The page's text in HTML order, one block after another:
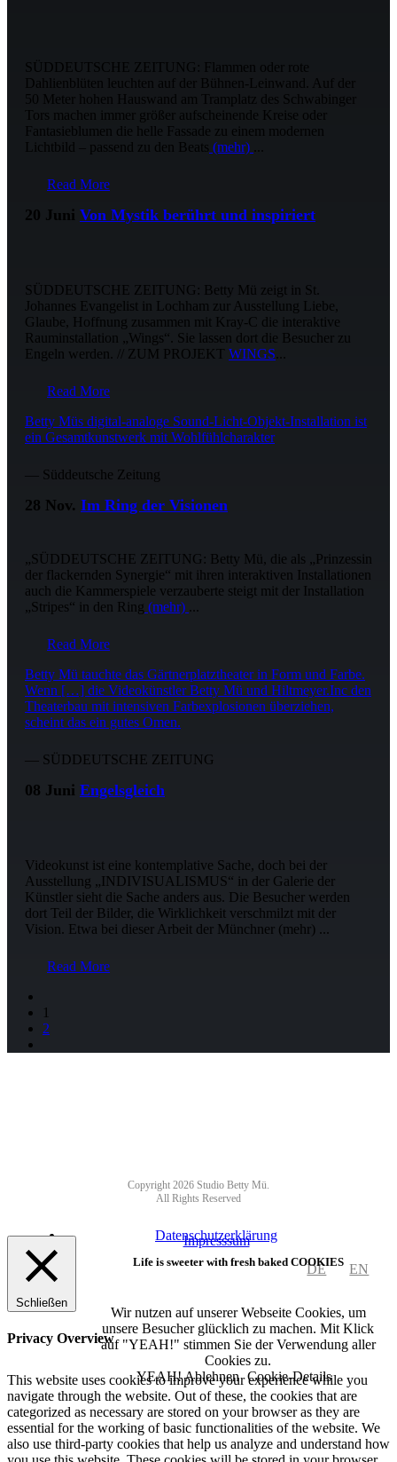
SÜDDEUTSCHE ZEITUNG: Flammen oder rote
Dahlienblüten leuchten auf der Bühnen-Leinwand. Auf der
50 Meter hohen Hauswand am Tramplatz des Schwabinger
Tors machen immer größer aufscheinende Kreise oder
Fantasieblumen die helle Fassade zu einem modernen
Lichtbild – passend zu den Beats (mehr)
Read More
20 Juni Von Mystik berührt und inspiriert
SÜDDEUTSCHE ZEITUNG: Betty Mü zeigt in St.
Johannes Evangelist in Lochham zur Ausstellung Liebe,
Glaube, Hoffnung zusammen mit Kray-C die interaktive
Rauminstallation „Wings“. Sie lassen dort die Besucher zu
Engeln werden. // ZUM PROJEKT WINGS
Read More
Betty Müs digital-analoge Sound-Licht-Objekt-Installation ist
ein Gesamtkunstwerk mit Wohlfühlcharakter
— Süddeutsche Zeitung
28 Nov. Im Ring der Visionen
„SÜDDEUTSCHE ZEITUNG: Betty Mü, die als „Prinzessin
der flackernden Synergie“ mit ihren interaktiven Installationen
auch die Kammerspiele verzauberte steigt mit der Installation
„Stripes“ in den Ring (mehr) ...
Read More
Betty Mü tauchte das Gärtnerplatztheater in Form und Farbe.
Wenn […] die Videokünstler Betty Mü und Hiltmeyer.Inc den
Theaterbau mit intensiven Farbexplosionen überziehen,
scheint das ein gutes Omen.
— SÜDDEUTSCHE ZEITUNG
08 Juni Engelsgleich
Videokunst ist eine kontemplative Sache, doch bei der
Ausstellung „INDIVISUALISMUS“ in der Galerie der
Künstler sieht die Sache anders aus. Die Besucher werden
dort Teil der Bilder, die Wirklichkeit verschmilzt mit der
Vision. Etwa bei dieser Arbeit der Münchner (mehr) ...
Read More
1
2
Copyright 2026 Studio Betty Mü.
All Rights Reserved
Datenschutzerklärung
Impresssum
DE
EN
Life is sweeter with fresh baked COOKIES
Wir nutzen auf unserer Webseite Cookies, um
unsere Besucher glücklich zu machen. Mit Klick
auf "YEAH!" stimmen Sie der Verwendung aller
Cookies zu.
YEAH!Ablehnen Cookie-Details
Schließen
Privacy Overview
This website uses cookies to improve your experience while you
navigate through the website. Out of these, the cookies that are
categorized as necessary are stored on your browser as they are
essential for the working of basic functionalities of the website. We
also use third-party cookies that help us analyze and understand how